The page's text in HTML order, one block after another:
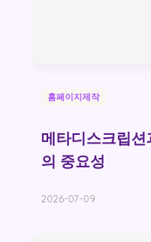
홈페이지제작
메타디스크립
의 중요성
2026-07-09